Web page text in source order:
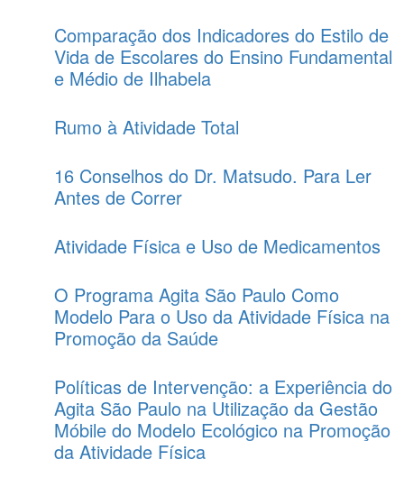
Comparação dos Indicadores do Estilo de
Vida de Escolares do Ensino Fundamental
e Médio de Ilhabela
Rumo à Atividade Total
16 Conselhos do Dr. Matsudo. Para Ler
Antes de Correr
Atividade Física e Uso de Medicamentos
O Programa Agita São Paulo Como
Modelo Para o Uso da Atividade Física na
Promoção da Saúde
Políticas de Intervenção: a Experiência do
Agita São Paulo na Utilização da Gestão
Móbile do Modelo Ecológico na Promoção
da Atividade Física